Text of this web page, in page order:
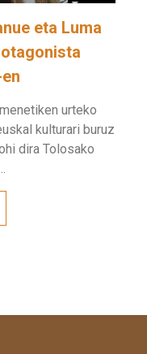
eta Luma
urteko
kulturari buruz
dira Tolosako